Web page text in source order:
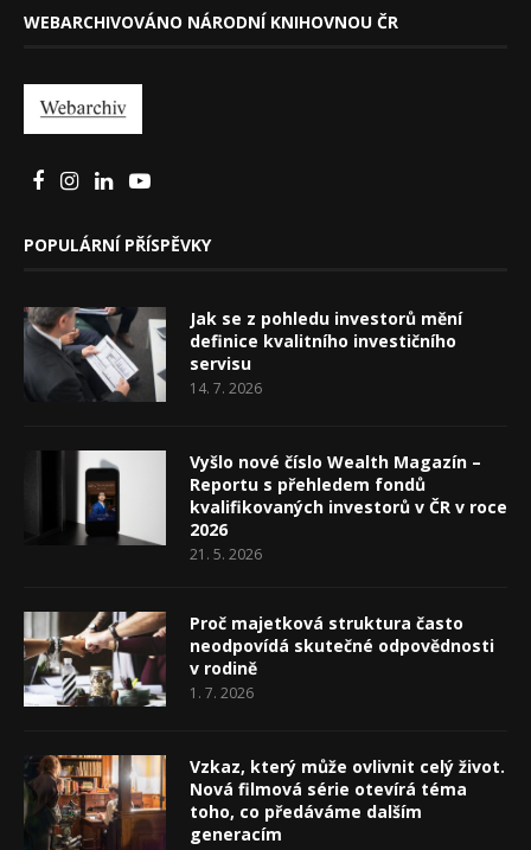
WEBARCHIVOVÁNO NÁRODNÍ KNIHOVNOU ČR
POPULÁRNÍ PŘÍSPĚVKY
Jak se z pohledu investorů mění
definice kvalitního investičního
servisu
14. 7. 2026
Vyšlo nové číslo Wealth Magazín –
Reportu s přehledem fondů
kvalifikovaných investorů v ČR v roce
2026
21. 5. 2026
Proč majetková struktura často
neodpovídá skutečné odpovědnosti
v rodině
1. 7. 2026
Vzkaz, který může ovlivnit celý život.
Nová filmová série otevírá téma
toho, co předáváme dalším
generacím